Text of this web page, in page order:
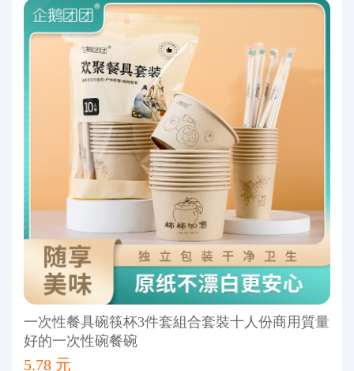
一次性餐具碗筷杯3件套組合套裝十人份商用質量
好的一次性碗餐碗
5.78 元